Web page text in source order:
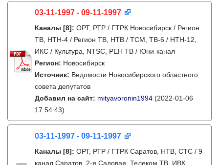
03-11-1997 - 09-11-1997
Каналы [8]: ОРТ, РТР / ГТРК Новосибирск / Регион
ТВ, НТН-4 / Регион ТВ, НТВ / ТСМ, ТВ-6 / НТН-12,
ИКС / Культура, NTSC, РЕН ТВ / Юни-канал
Регион: Новосибирск
Источник: Ведомости Новосибирского областного
совета депутатов
Добавил на сайт: mityavoronin1994 (2022-01-06
17:54:43)
03-11-1997 - 09-11-1997
Каналы [8]: ОРТ, РТР / ГТРК Саратов, НТВ, СТС / 9
канал Саратов, 2-я Садовая, Телеком ТВ, ИВК